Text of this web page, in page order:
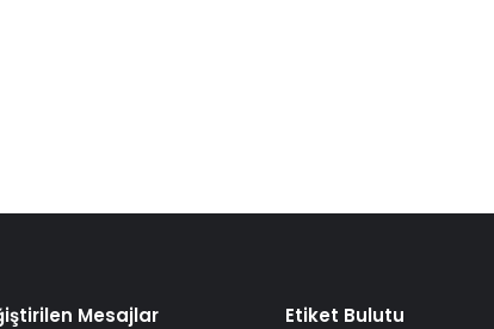
Mesajlar Etiket Bulutu